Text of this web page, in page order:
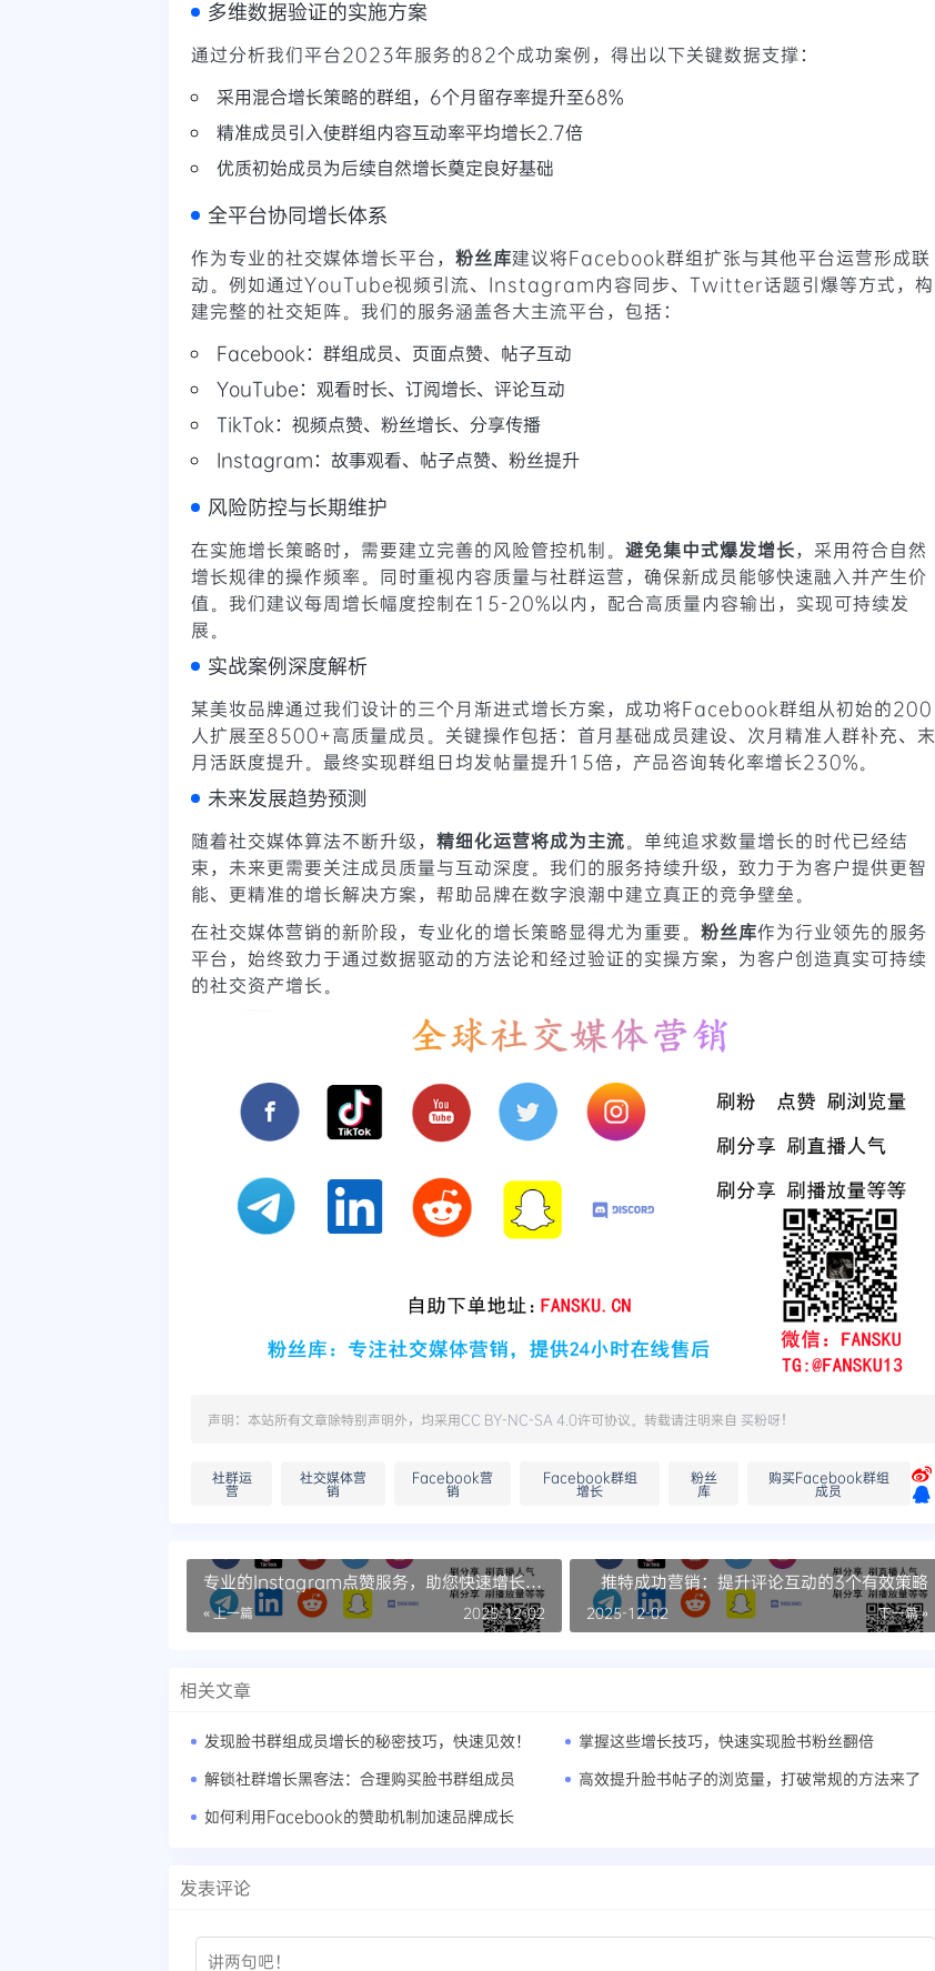
多维数据验证的实施方案
通过分析我们平台2023年服务的82个成功案例，得出以下关键数据支撑：
采用混合增长策略的群组，6个月留存率提升至68%
精准成员引入使群组内容互动率平均增长2.7倍
优质初始成员为后续自然增长奠定良好基础
全平台协同增长体系
作为专业的社交媒体增长平台， 粉丝库建议将Facebook群组扩张与其他平台运营形成联
动。例如通过YouTube视频引流、Instagram内容同步、Twitter话题引爆等方式，构
建完整的社交矩阵。我们的服务涵盖各大主流平台，包括：
Facebook：群组成员、页面点赞、帖子互动
YouTube：观看时长、订阅增长、评论互动
TikTok：视频点赞、粉丝增长、分享传播
Instagram：故事观看、帖子点赞、粉丝提升
风险防控与长期维护
在实施增长策略时，需要建立完善的风险管控机制。 避免集中式爆发增长，采用符合自然
增长规律的操作频率。同时重视内容质量与社群运营，确保新成员能够快速融入并产生价
值。我们建议每周增长幅度控制在15-20%以内，配合高质量内容输出，实现可持续发
展。
实战案例深度解析
某美妆品牌通过我们设计的三个月渐进式增长方案，成功将Facebook群组从初始的200
人扩展至8500+高质量成员。关键操作包括：首月基础成员建设、次月精准人群补充、末
月活跃度提升。最终实现群组日均发帖量提升15倍，产品咨询转化率增长230%。
未来发展趋势预测
随着社交媒体算法不断升级， 精细化运营将成为主流。单纯追求数量增长的时代已经结
束，未来更需要关注成员质量与互动深度。我们的服务持续升级，致力于为客户提供更智
能、更精准的增长解决方案，帮助品牌在数字浪潮中建立真正的竞争壁垒。
在社交媒体营销的新阶段，专业化的增长策略显得尤为重要。 粉丝库作为行业领先的服务
平台，始终致力于通过数据驱动的方法论和经过验证的实操方案，为客户创造真实可持续
的社交资产增长。
声明：本站所有文章除特别声明外，均采用CC BY-NC-SA 4.0许可协议。转载请注明来自 买粉呀！
社群运
营
社交媒体营
销
Facebook营
销
Facebook群组
增长
粉丝
库
购买Facebook群组
成员
专业的Instagram点赞服务，助您快速增长影
响力
« 上一篇 2025-12-02
推特成功营销：提升评论互动的3个有效策略
下一篇 »
2025-12-02
相关文章
发现脸书群组成员增长的秘密技巧，快速见效！
掌握这些增长技巧，快速实现脸书粉丝翻倍
解锁社群增长黑客法：合理购买脸书群组成员
高效提升脸书帖子的浏览量，打破常规的方法来了
如何利用Facebook的赞助机制加速品牌成长
发表评论